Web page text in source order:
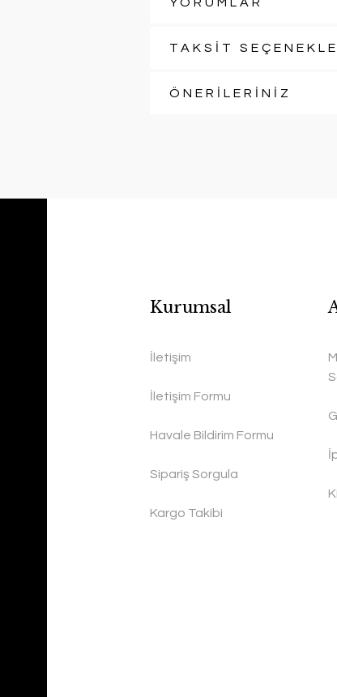
TAKSİT
ÖNERİLERİNİZ
Kurumsal
İletişim
İletişim Formu
Havale Bildirim Formu
Sipariş Sorgula
Kargo Takibi